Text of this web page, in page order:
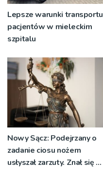
Lepsze warunki transportu
pacjentów w mieleckim
szpitalu
Nowy Sącz: Podejrzany o
zadanie ciosu nożem
usłyszał zarzuty. Znał się z